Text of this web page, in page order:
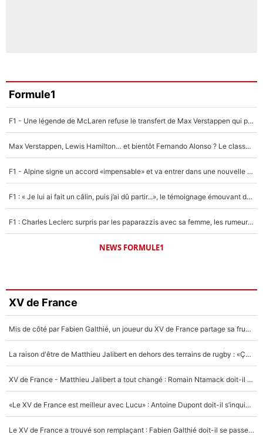
Formule1
F1 - Une légende de McLaren refuse le transfert de Max Verstappen qui pourrait «faire des vagues» et plomber l'ambiance dans l'équipe
Max Verstappen, Lewis Hamilton… et bientôt Fernando Alonso ? Le classement des pilotes les mieux payés en Formule 1 risque de changer !
F1 - Alpine signe un accord «impensable» et va entrer dans une nouvelle dimension : Grande nouvelle pour Pierre Gasly !
F1 : « Je lui ai fait un câlin, puis j’ai dû partir...», le témoignage émouvant de Max Verstappen sur sa fille
F1 : Charles Leclerc surpris par les paparazzis avec sa femme, les rumeurs étaient vraies !
NEWS FORMULE1
XV de France
Mis de côté par Fabien Galthié, un joueur du XV de France partage sa frustration : «ils ne me l’ont pas dit tout de suite»
La raison d'être de Matthieu Jalibert en dehors des terrains de rugby : «Ça m'atteint autant que si tu touches à un membre de ma famille»
XV de France - Matthieu Jalibert a tout changé : Romain Ntamack doit-il s’inquiéter pour sa place à un an de la Coupe du monde ?
«Le XV de France est meilleur avec Lucu» : Antoine Dupont doit-il s’inquiéter pour sa place ?
Le XV de France a trouvé son remplaçant : Fabien Galthié doit-il se passer d'Antoine Dupont ?